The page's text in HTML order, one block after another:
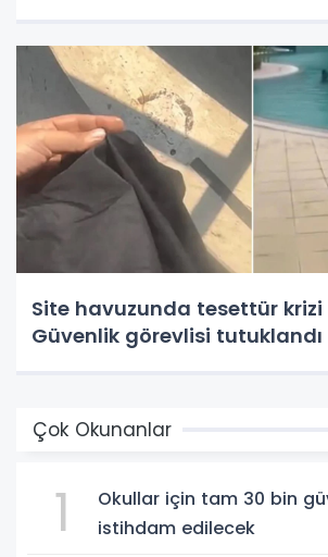
Site havuzunda tesettür krizi
Güvenlik görevlisi tutuklandı
Çok Okunanlar
1
Okullar için tam 30 bin
istihdam edilecek